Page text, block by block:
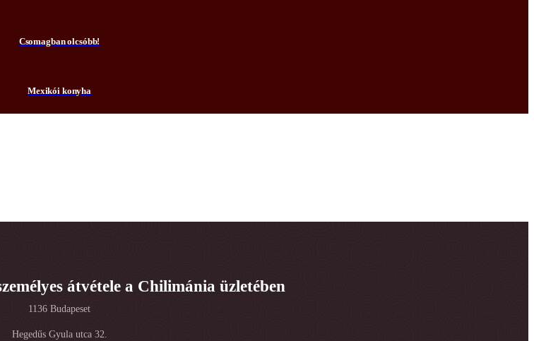
Csomagban olcsóbb!
Mexikói konyha
átvétele a Chilimánia üzletében
1136 Budapeset
Hegedűs Gyula utca 32.